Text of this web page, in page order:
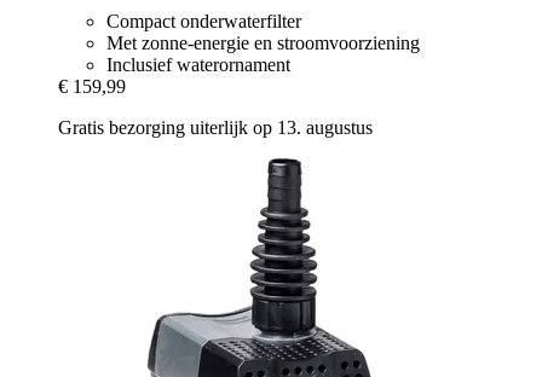
Compact onderwaterfilter
Met zonne-energie en stroomvoorziening
Inclusief waterornament
€ 159,99
Gratis bezorging uiterlijk op 13. augustus